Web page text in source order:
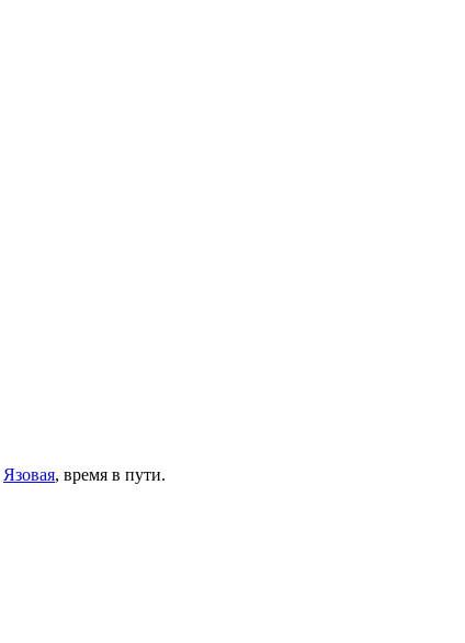
Язовая, время в пути.